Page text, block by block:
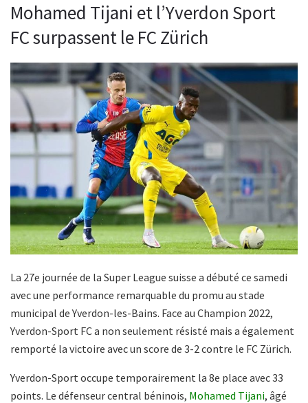
Mohamed Tijani et l’Yverdon Sport
FC surpassent le FC Zürich
La 27e journée de la Super League suisse a débuté ce samedi
avec une performance remarquable du promu au stade
municipal de Yverdon-les-Bains. Face au Champion 2022,
Yverdon-Sport FC a non seulement résisté mais a également
remporté la victoire avec un score de 3-2 contre le FC Zürich.
Yverdon-Sport occupe temporairement la 8e place avec 33
points. Le défenseur central béninois, Mohamed Tijani, âgé